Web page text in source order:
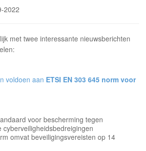
2022
met twee interessante nieuwsberichten
voldoen aan ETSI EN 303 645 norm voor
voor bescherming tegen
cyberveiligheidsbedreigingen
omvat beveiligingsvereisten op 14